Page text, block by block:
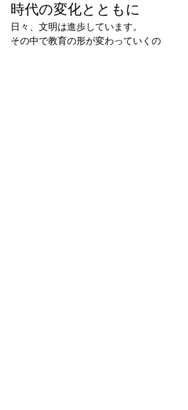
時代の変化とともに
日々、文明は進歩しています。
その中で教育の形が変わっていくの